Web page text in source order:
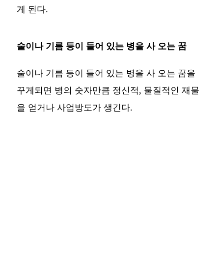
게 된다.
술이나 기름 등이 들어 있는 병을 사 오는 꿈
술이나 기름 등이 들어 있는 병을 사 오는 꿈을
꾸게되면 병의 숫자만큼 정신적, 물질적인 재물
을 얻거나 사업방도가 생긴다.